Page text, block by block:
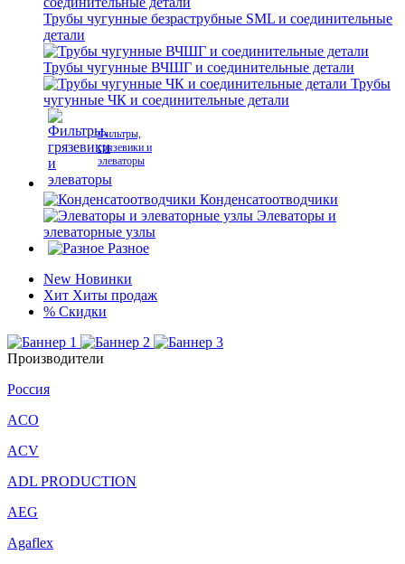
Трубы чугунные безраструбные SML и соединительные
детали
Трубы чугунные ВЧШГ и соединительные детали
Трубы
чугунные ЧК и соединительные детали
Фильтры,
грязевики и
элеваторы
Конденсатоотводчики
Элеваторы и
элеваторные узлы
Разное
New Новинки
Хит Хиты продаж
% Скидки
Производители
Россия
ACO
ACV
ADL PRODUCTION
AEG
Agaflex